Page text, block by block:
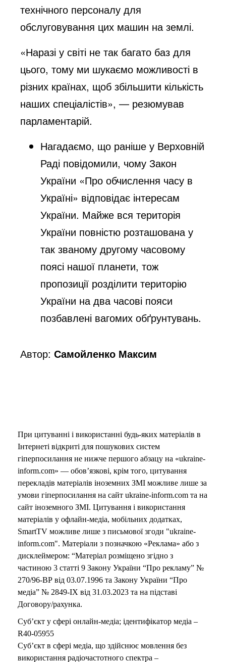
технічного персоналу для
обслуговування цих машин на землі.
«Наразі у світі не так багато баз для
цього, тому ми шукаємо можливості в
різних країнах, щоб збільшити кількість
наших спеціалістів», — резюмував
парламентарій.
Нагадаємо, що раніше у Верховній
Раді повідомили, чому Закон
України «Про обчислення часу в
Україні» відповідає інтересам
України. Майже вся територія
України повністю розташована у
так званому другому часовому
поясі нашої планети, тож
пропозиції розділити територію
України на два часові пояси
позбавлені вагомих обґрунтувань.
Автор:Самойленко Максим
При цитуванні і використанні будь-яких матеріалів в
Інтернеті відкриті для пошукових систем
гіперпосилання не нижче першого абзацу на «ukraine-
inform.com» — обов’язкові, крім того, цитування
перекладів матеріалів іноземних ЗМІ можливе лише за
умови гіперпосилання на сайт ukraine-inform.com та на
сайт іноземного ЗМІ. Цитування і використання
матеріалів у офлайн-медіа, мобільних додатках,
SmartTV можливе лише з письмової згоди "ukraine-
inform.com". Матеріали з позначкою «Реклама» або з
дисклеймером: “Матеріал розміщено згідно з
частиною 3 статті 9 Закону України “Про рекламу” №
270/96-ВР від 03.07.1996 та Закону України “Про
медіа” № 2849-IX від 31.03.2023 та на підставі
Договору/рахунка.
Суб’єкт у сфері онлайн-медіа; ідентифікатор медіа –
R40-05955
Суб’єкт в сфері медіа, що здійснює мовлення без
використання радіочастотного спектра –